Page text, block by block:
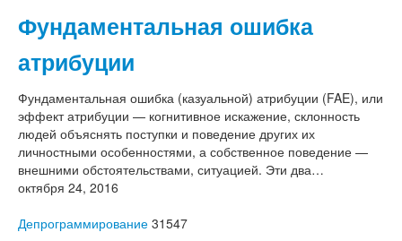
Фундаментальная ошибка
атрибуции
Фундаментальная ошибка (казуальной) атрибуции (FAE), или
эффект атрибуции — когнитивное искажение, склонность
людей объяснять поступки и поведение других их
личностными особенностями, а собственное поведение —
внешними обстоятельствами, ситуацией. Эти два…
октября 24, 2016
Депрограммирование 31547